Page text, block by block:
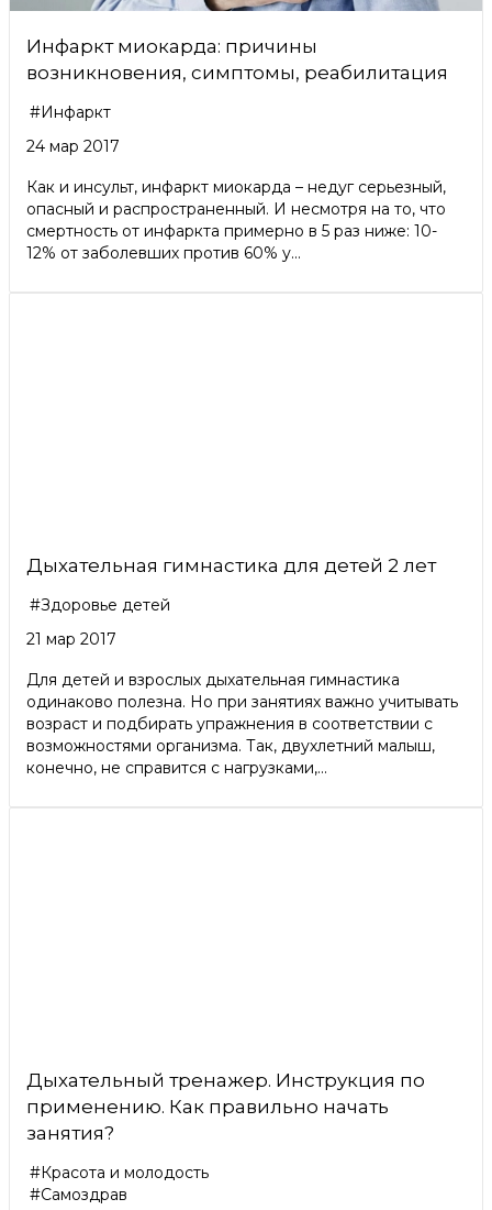
Инфаркт миокарда: причины
возникновения, симптомы, реабилитация
#Инфаркт
24 мар 2017
Как и инсульт, инфаркт миокарда – недуг серьезный,
опасный и распространенный. И несмотря на то, что
смертность от инфаркта примерно в 5 раз ниже: 10-
12% от заболевших против 60% у...
Дыхательная гимнастика для детей 2 лет
#Здоровье детей
21 мар 2017
Для детей и взрослых дыхательная гимнастика
одинаково полезна. Но при занятиях важно учитывать
возраст и подбирать упражнения в соответствии с
возможностями организма. Так, двухлетний малыш,
конечно, не справится с нагрузками,...
Дыхательный тренажер. Инструкция по
применению. Как правильно начать
занятия?
#Красота и молодость
#Самоздрав